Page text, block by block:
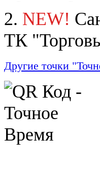
2. NEW!
ТК
Другие точки